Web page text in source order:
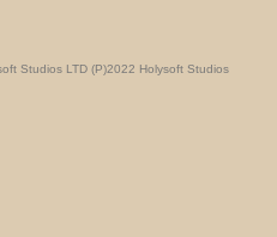
Studios LTD (P)2022 Holysoft Studios